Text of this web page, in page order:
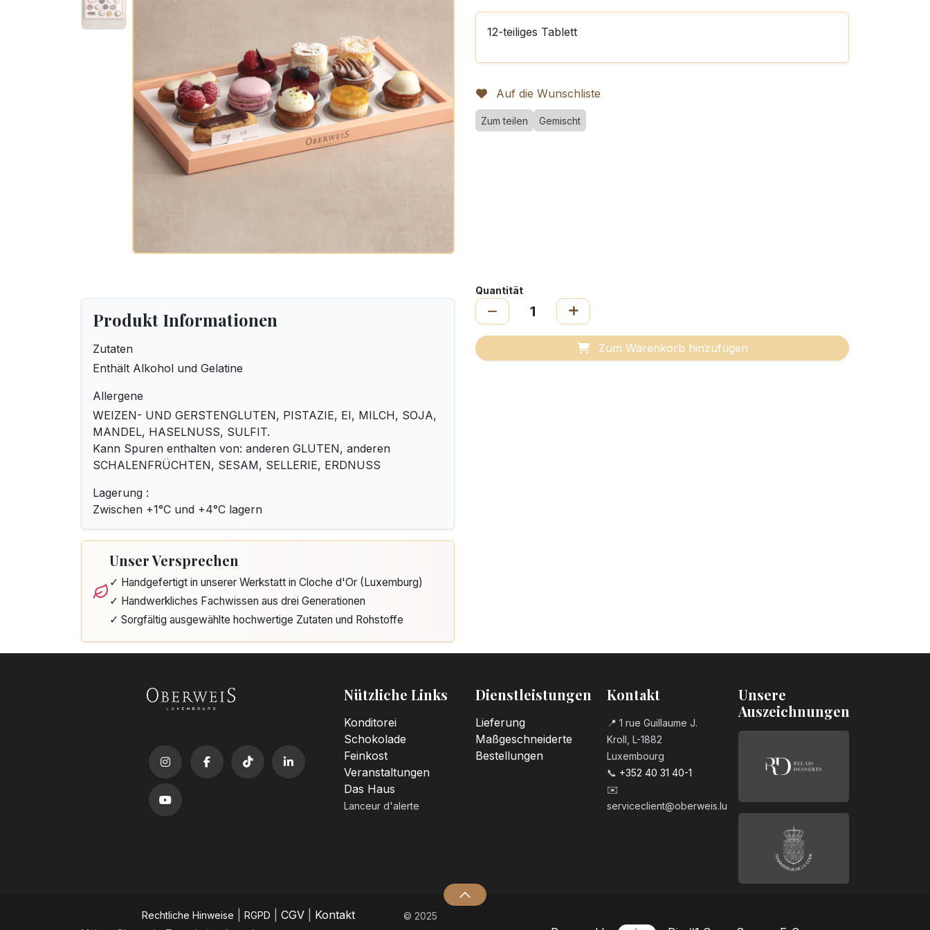
12-teiliges Tablett
Auf die Wunschliste
Zum teilen Gemischt
Produkt Informationen
Zutaten
Enthält Alkohol und Gelatine
Allergene
WEIZEN- UND GERSTENGLUTEN, PISTAZIE, EI, MILCH, SOJA,
MANDEL, HASELNUSS, SULFIT.
Kann Spuren enthalten von: anderen GLUTEN, anderen
SCHALENFRÜCHTEN, SESAM, SELLERIE, ERDNUSS
Lagerung :
Zwischen +1°C und +4°C lagern
Unser Versprechen
✓ Handgefertigt in unserer Werkstatt in Cloche d'Or (Luxemburg)
✓ Handwerkliches Fachwissen aus drei Generationen
✓ Sorgfältig ausgewählte hochwertige Zutaten und Rohstoffe
Quantität
Zum Warenkorb hinzufügen
Nützliche Links
Konditorei
Schokolade
Feinkost
Veranstaltungen
Das Haus
Lanceur d'alerte
Dienstleistungen
Lieferung
Maßgeschneiderte
Bestellungen
Kontakt
📍 1 rue Guillaume J.
Kroll, L-1882
Luxembourg
📞 +352 40 31 40-1
✉️
serviceclient@oberweis.lu
Unsere
Auszeichnungen
​Rechtliche Hinweise RGPD CGV Kontakt
© 2025